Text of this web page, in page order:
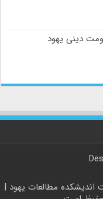
دینی یهود
اندیشکده مطالعات یهود |